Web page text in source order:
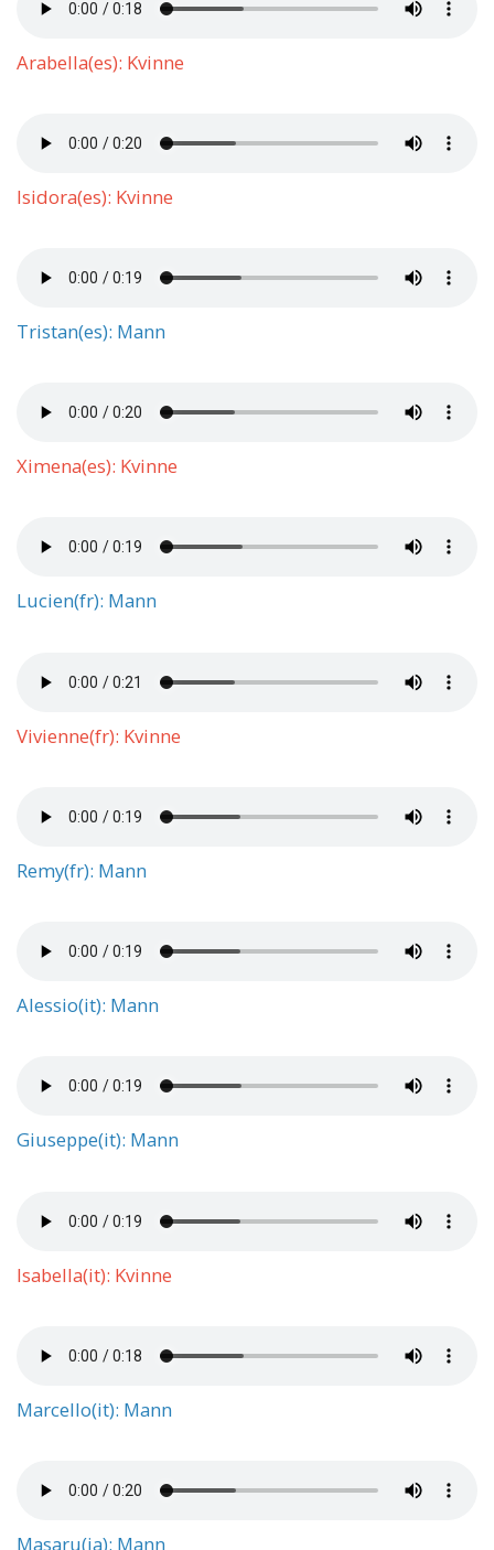
Arabella(es): Kvinne
Isidora(es): Kvinne
Tristan(es): Mann
Ximena(es): Kvinne
Lucien(fr): Mann
Vivienne(fr): Kvinne
Remy(fr): Mann
Alessio(it): Mann
Giuseppe(it): Mann
Isabella(it): Kvinne
Marcello(it): Mann
Masaru(ja): Mann